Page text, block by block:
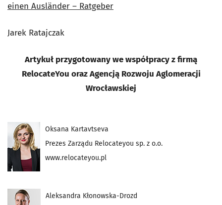
einen Ausländer – Ratgeber
Jarek Ratajczak
Artykuł przygotowany we współpracy z firmą
RelocateYou oraz Agencją Rozwoju Aglomeracji
Wrocławskiej
Oksana Kartavtseva
Prezes Zarządu Relocateyou sp. z o.o.
www.relocateyou.pl
Aleksandra Kłonowska-Drozd